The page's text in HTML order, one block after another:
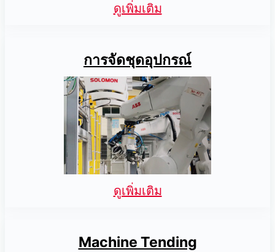
ดูเพิ่มเติม
การจัดชุดอุปกรณ์
ดูเพิ่มเติม
Machine Tending